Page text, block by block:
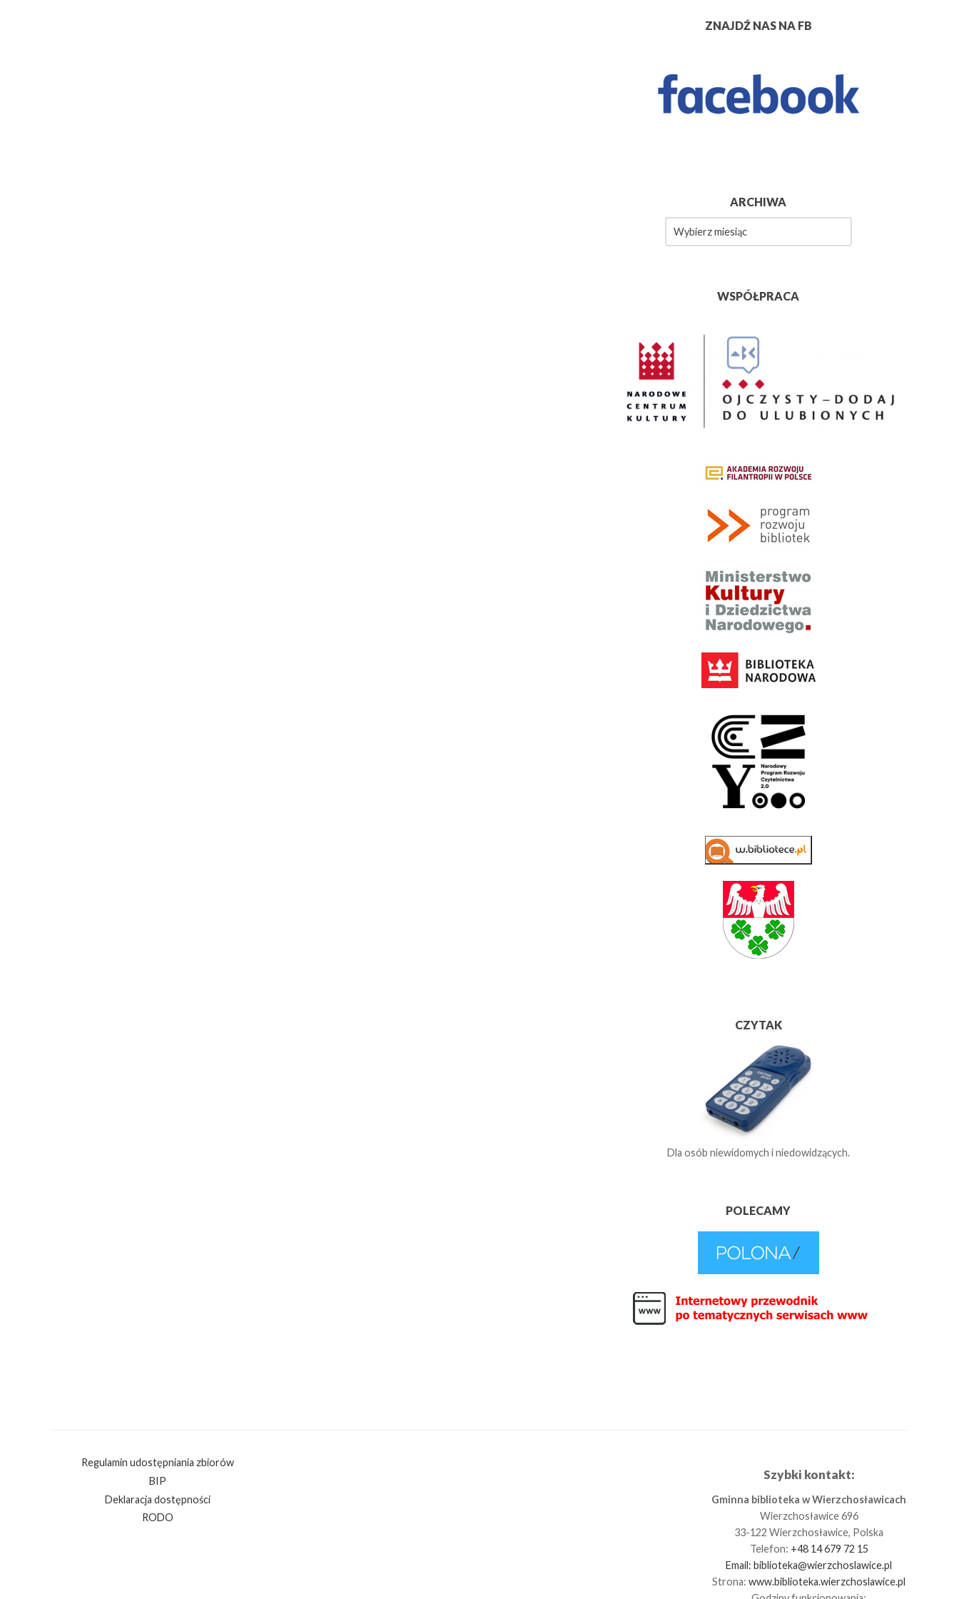
ZNAJDŹ NAS NA FB
ARCHIWA
WSPÓŁPRACA
CZYTAK
Dla osób niewidomych i niedowidzących.
POLECAMY
Regulamin udostępniania zbiorów
BIP
Deklaracja dostępności
RODO
Szybki kontakt:
Gminna biblioteka w Wierzchosławicach
Wierzchosławice 696
33-122 Wierzchosławice, Polska
Telefon: +48 14 679 72 15
Email:biblioteka@wierzchoslawice.pl
Strona:www.biblioteka.wierzchoslawice.pl